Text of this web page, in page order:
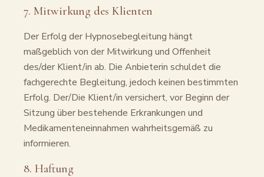
7. Mitwirkung des Klienten
Der Erfolg der Hypnosebegleitung hängt
maßgeblich von der Mitwirkung und Offenheit
des/der Klient/in ab. Die Anbieterin schuldet die
fachgerechte Begleitung, jedoch keinen bestimmten
Erfolg. Der/Die Klient/in versichert, vor Beginn der
Sitzung über bestehende Erkrankungen und
Medikamenteneinnahmen wahrheitsgemäß zu
informieren.
8. Haftung